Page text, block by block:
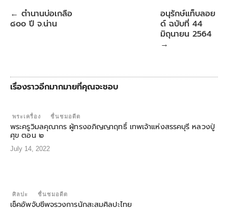
k
p
← ตำนานบ่อเกลือ
๘๐๐ ปี จ.น่าน
อนุรักษ์แท็บลอย
ด์ ฉบับที่ 44
มิถุนายน 2564
→
เรื่องราวอีกมากมายที่คุณจะชอบ
พระเครื่อง ชื่นชมอดีต
พระครูวิมลคุณากร ผู้ทรงอภิญญาฤทธิ์ เทพเจ้าแห่งสรรคบุรี หลวงปู่
ศุข ตอน ๒
July 14, 2022
ศิลปะ ชื่นชมอดีต
เช็คอัพจับชีพจรวงการนักสะสมศิลปะไทย